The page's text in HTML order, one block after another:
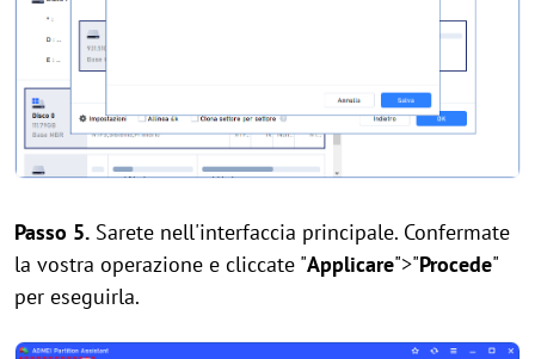
Passo 5. Sarete nell'interfaccia principale. Confermate
la vostra operazione e cliccate "Applicare">"Procede"
per eseguirla.